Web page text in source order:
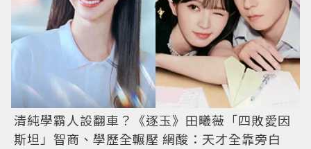
清純學霸人設翻車？《逐玉》田曦薇「四敗愛因
斯坦」智商、學歷全輾壓 網酸：天才全靠旁白